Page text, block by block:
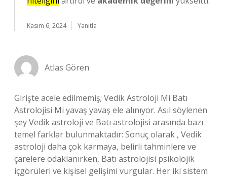
Kasım 6, 2024 Yanıtla
Atlas Gören
Girişte acele edilmemiş; Vedik Astroloji Mi Batı
Astrolojisi Mi yavaş yavaş ele alınıyor. Asıl söylenen
şey Vedik astroloji ve Batı astrolojisi arasında bazı
temel farklar bulunmaktadır: Sonuç olarak , Vedik
astroloji daha çok karmaya, belirli tahminlere ve
çarelere odaklanırken, Batı astrolojisi psikolojik
içgörüleri ve kişisel gelişimi vurgular. Her iki sistem